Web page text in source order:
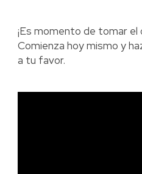
¡Es momento de tomar el
Comienza hoy mismo y
a tu favor.